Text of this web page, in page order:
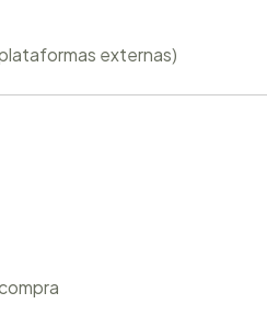
externas)